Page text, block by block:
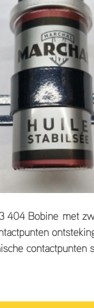
404 Bobine met
contactpunten